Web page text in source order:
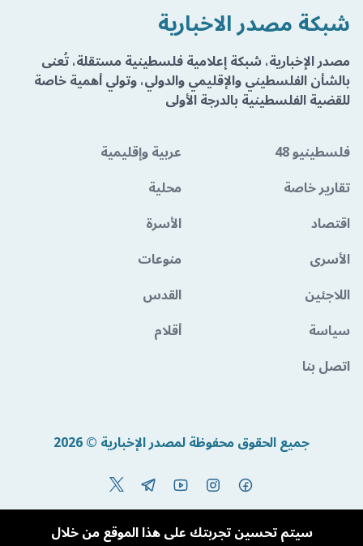
شبكة مصدر الاخبارية
مصدر الإخبارية، شبكة إعلامية فلسطينية مستقلة، تُعنى
بالشأن الفلسطيني والإقليمي والدولي، وتولي أهمية خاصة
للقضية الفلسطينية بالدرجة الأولى
فلسطينيو 48
عربية وإقليمية
تقارير خاصة
محلية
اقتصاد
الأسرة
الأسرى
منوعات
اللاجئين
القدس
سياسة
أقلام
اتصل بنا
جميع الحقوق محفوظة لمصدر الإخبارية © 2026
Powered By BandoraCMS
سيتم تحسين تجربتك على هذا الموقع من خلال